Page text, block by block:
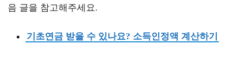
음 글을 참고해주세요.
기초연금 받을 수 있나요? 소득인정액 계산하기